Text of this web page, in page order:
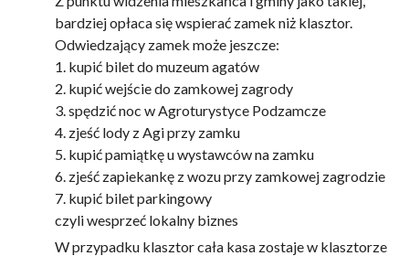
bardziej opłaca się wspierać zamek niż klasztor.
Odwiedzający zamek może jeszcze:
1. kupić bilet do muzeum agatów
2. kupić wejście do zamkowej zagrody
3. spędzić noc w Agroturystyce Podzamcze
4. zjeść lody z Agi przy zamku
5. kupić pamiątkę u wystawców na zamku
6. zjeść zapiekankę z wozu przy zamkowej zagrodzie
7. kupić bilet parkingowy
czyli wesprzeć lokalny biznes
W przypadku klasztor cała kasa zostaje w klasztorze